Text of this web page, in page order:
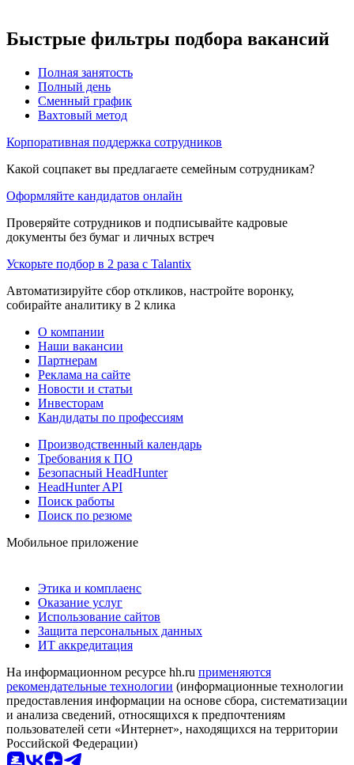
Быстрые фильтры подбора вакансий
Полная занятость
Полный день
Сменный график
Вахтовый метод
Корпоративная поддержка сотрудников
Какой соцпакет вы предлагаете семейным сотрудникам?
Оформляйте кандидатов онлайн
Проверяйте сотрудников и подписывайте кадровые
документы без бумаг и личных встреч
Ускорьте подбор в 2 раза с Talantix
Автоматизируйте сбор откликов, настройте воронку,
собирайте аналитику в 2 клика
О компании
Наши вакансии
Партнерам
Реклама на сайте
Новости и статьи
Инвесторам
Кандидаты по профессиям
Производственный календарь
Требования к ПО
Безопасный HeadHunter
HeadHunter API
Поиск работы
Поиск по резюме
Мобильное приложение
Этика и комплаенс
Оказание услуг
Использование сайтов
Защита персональных данных
ИТ аккредитация
На информационном ресурсе hh.ru применяются
рекомендательные технологии (информационные технологии
предоставления информации на основе сбора, систематизации
и анализа сведений, относящихся к предпочтениям
пользователей сети «Интернет», находящихся на территории
Российской Федерации)